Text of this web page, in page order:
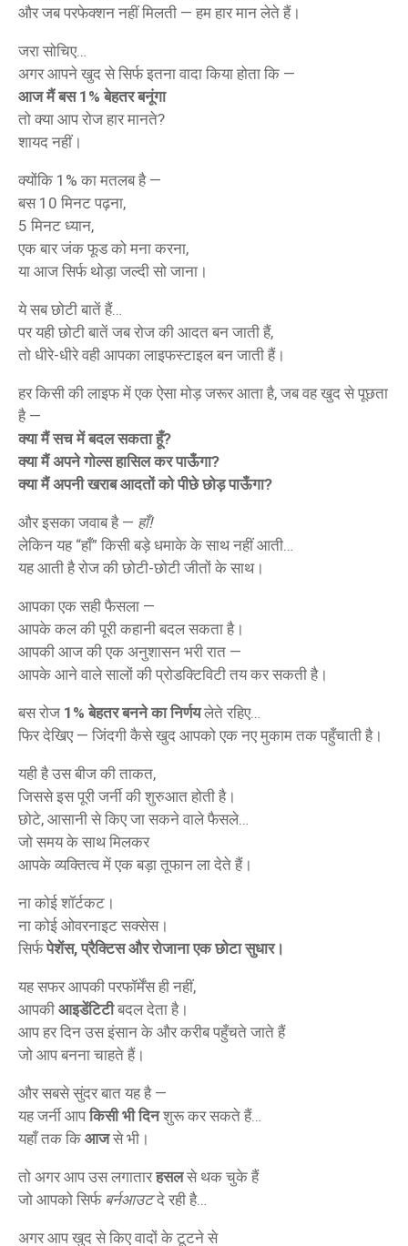
और जब परफेक्शन नहीं मिलती — हम हार मान लेते हैं।
जरा सोचिए…
अगर आपने खुद से सिर्फ इतना वादा किया होता कि —
आज मैं बस 1% बेहतर बनूंगा
तो क्या आप रोज हार मानते?
शायद नहीं।
क्योंकि 1% का मतलब है —
बस 10 मिनट पढ़ना,
5 मिनट ध्यान,
एक बार जंक फूड को मना करना,
या आज सिर्फ थोड़ा जल्दी सो जाना।
ये सब छोटी बातें हैं…
पर यही छोटी बातें जब रोज की आदत बन जाती हैं,
तो धीरे-धीरे वही आपका लाइफस्टाइल बन जाती हैं।
हर किसी की लाइफ में एक ऐसा मोड़ जरूर आता है, जब वह खुद से पूछता
है —
क्या मैं सच में बदल सकता हूँ?
क्या मैं अपने गोल्स हासिल कर पाऊँगा?
क्या मैं अपनी खराब आदतों को पीछे छोड़ पाऊँगा?
और इसका जवाब है — हाँ!
लेकिन यह “हाँ” किसी बड़े धमाके के साथ नहीं आती…
यह आती है रोज की छोटी-छोटी जीतों के साथ।
आपका एक सही फैसला —
आपके कल की पूरी कहानी बदल सकता है।
आपकी आज की एक अनुशासन भरी रात —
आपके आने वाले सालों की प्रोडक्टिविटी तय कर सकती है।
बस रोज 1% बेहतर बनने का निर्णयलेते रहिए…
फिर देखिए — जिंदगी कैसे खुद आपको एक नए मुकाम तक पहुँचाती है।
यही है उस बीज की ताकत,
जिससे इस पूरी जर्नी की शुरुआत होती है।
छोटे, आसानी से किए जा सकने वाले फैसले…
जो समय के साथ मिलकर
आपके व्यक्तित्व में एक बड़ा तूफान ला देते हैं।
ना कोई शॉर्टकट।
ना कोई ओवरनाइट सक्सेस।
सिर्फपेशेंस, प्रैक्टिस और रोजाना एक छोटा सुधार।
यह सफर आपकी परफॉर्मेंस ही नहीं,
आपकी आइडेंटिटीबदल देता है।
आप हर दिन उस इंसान के और करीब पहुँचते जाते हैं
जो आप बनना चाहते हैं।
और सबसे सुंदर बात यह है —
यह जर्नी आपकिसी भी दिनशुरू कर सकते हैं…
यहाँ तक कि आजसे भी।
तो अगर आप उस लगातारहसलसे थक चुके हैं
जो आपको सिर्फ बर्नआउटदे रही है…
अगर आप खुद से किए वादों के टूटने से